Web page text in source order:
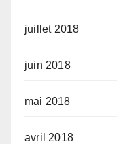
juillet 2018
juin 2018
mai 2018
avril 2018